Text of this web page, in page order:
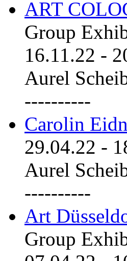
ART
Group
16.11.22 -
Aurel
----------
Carolin
29.04.22 -
Aurel
----------
Art
Group